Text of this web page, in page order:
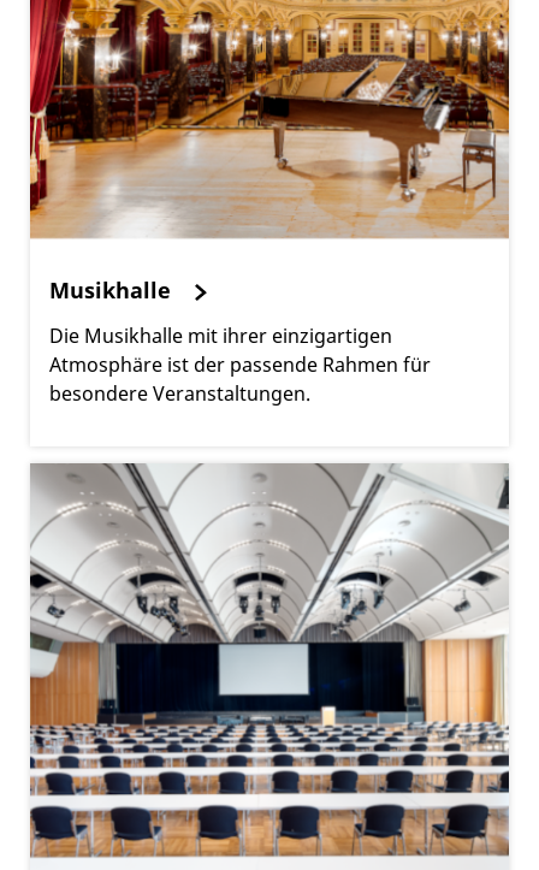
Musikhalle
Die Musikhalle mit ihrer einzigartigen
Atmosphäre ist der passende Rahmen für
besondere Veranstaltungen.